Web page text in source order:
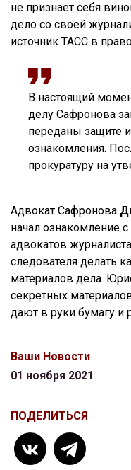
не признает себя
дело со своей
источник ТАСС в
В настоящий
делу Сафронова
переданы защите
ознакомления.
прокуратуру на
Адвокат Сафронова
начал ознакомление
адвокатов
следователя делать
материалов дела.
секретных
дают в руки бумагу и
Ваши Новости
01 ноября 2021
ПОДЕЛИТЬСЯ